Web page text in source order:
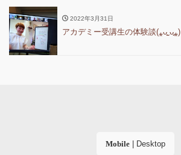
2022年3月31日
アカデミー受講生の体験談(⁎ᴗ͈ˬᴗ͈⁎)
Mobile| Desktop